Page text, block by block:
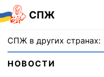
СПЖ
СПЖ в других странах:
НОВОСТИ